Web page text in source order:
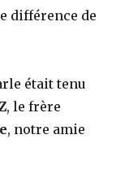
différence de
était tenu
, le frère
, notre amie